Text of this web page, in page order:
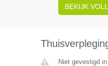
BEKIJK
Niet gevestigd